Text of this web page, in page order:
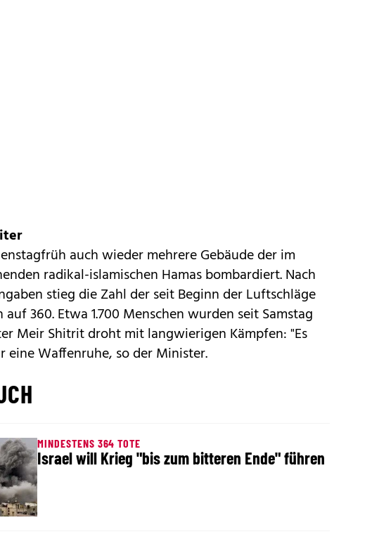
auch wieder mehrere Gebäude der im
radikal-islamischen Hamas bombardiert. Nach
stieg die Zahl der seit Beginn der Luftschläge
360. Etwa 1.700 Menschen wurden seit Samstag
Meir Shitrit droht mit langwierigen Kämpfen: "Es
eine Waffenruhe, so der Minister.
MINDESTENS 364 TOTE
Israel will Krieg "bis zum bitteren Ende" führen